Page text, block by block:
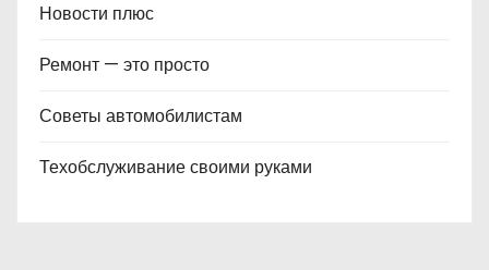
Новости плюс
Ремонт — это просто
Советы автомобилистам
Техобслуживание своими руками